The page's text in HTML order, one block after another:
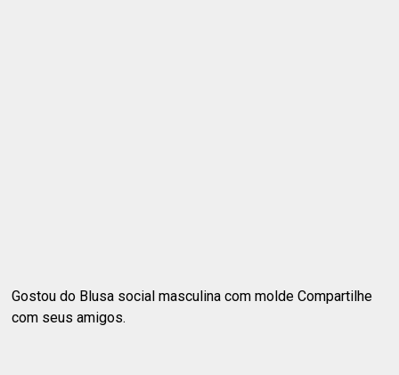
Gostou do Blusa social masculina com molde Compartilhe
com seus amigos.